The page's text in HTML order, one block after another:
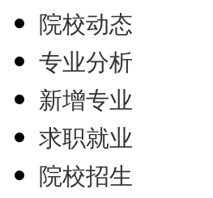
院校动态
专业分析
新增专业
求职就业
院校招生